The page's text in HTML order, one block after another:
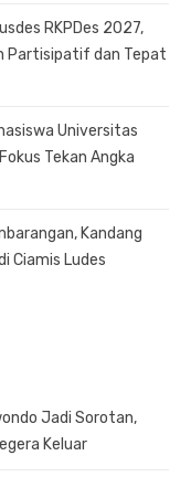
RKPDes 2027,
Partisipatif dan Tepat
Universitas
Tekan Angka
Kandang
Ciamis Ludes
Jadi Sorotan,
Keluar